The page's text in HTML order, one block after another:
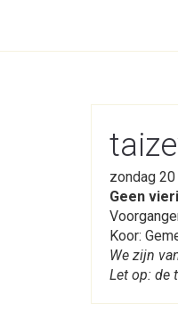
zondag
Geen
Koor:
We zijn
Let op: de